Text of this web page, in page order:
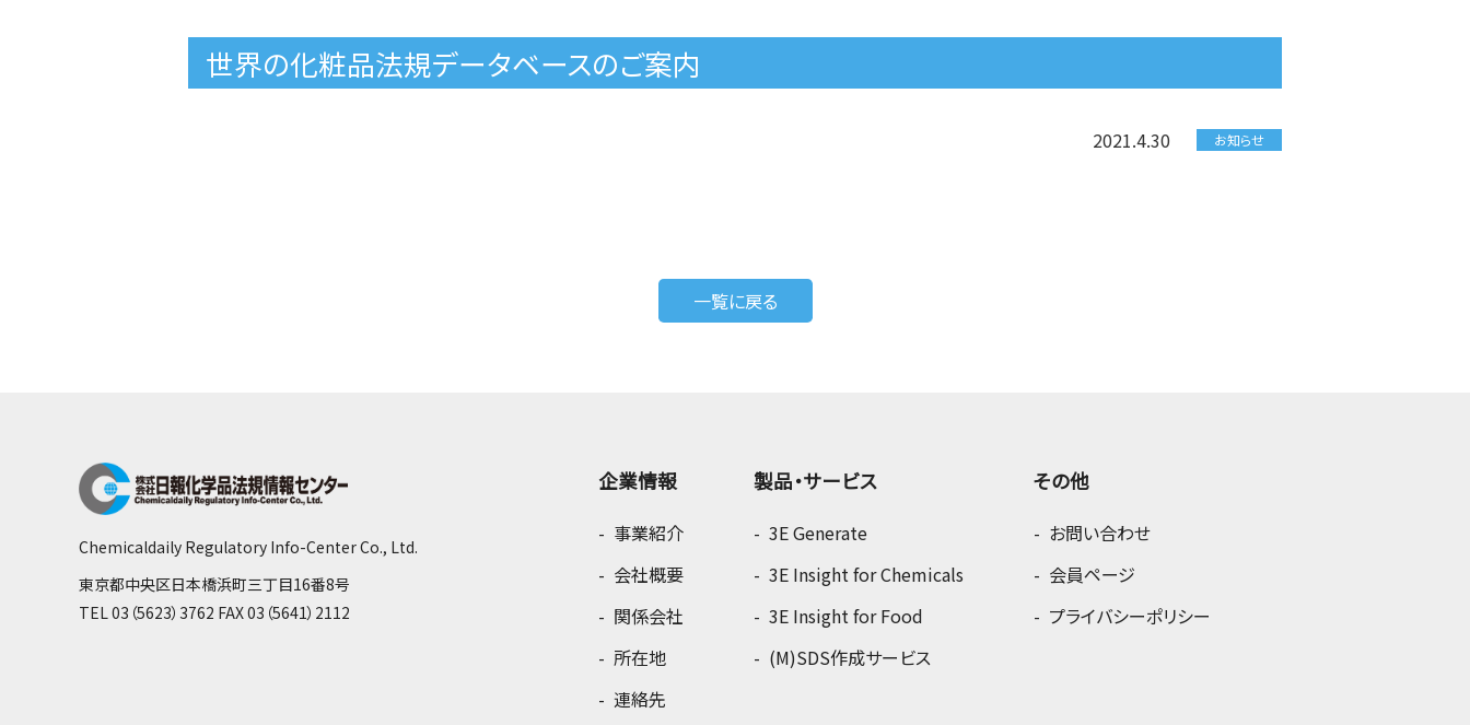
世界の化粧品法規データベースのご案内
2021.4.30 お知らせ
一覧に戻る
企業情報
事業紹介
会社概要
関係会社
所在地
連絡先
製品・サービス
3E Generate
3E Insight for Chemicals
3E Insight for Food
(M)SDS作成サービス
その他
お問い合わせ
会員ページ
プライバシーポリシー
Chemicaldaily Regulatory Info-Center Co., Ltd.
東京都中央区日本橋浜町三丁目16番8号
TEL 03（5623）3762 FAX 03（5641）2112